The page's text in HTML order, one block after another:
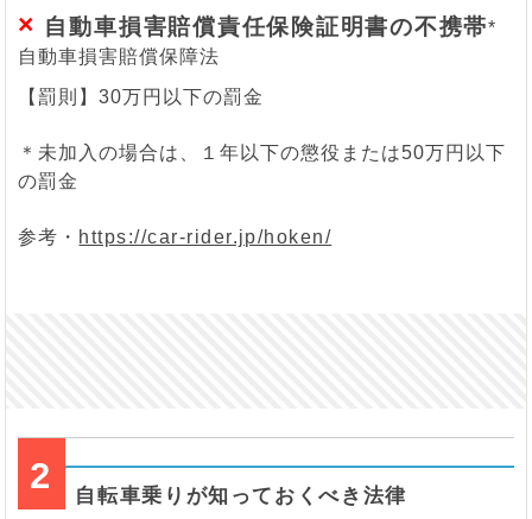
× 自動車損害賠償責任保険証明書の不携帯*
自動車損害賠償保障法
【罰則】30万円以下の罰金
＊未加入の場合は、１年以下の懲役または50万円以下
の罰金
参考・ https://car-rider.jp/hoken/
2
自転車乗りが知っておくべき法律